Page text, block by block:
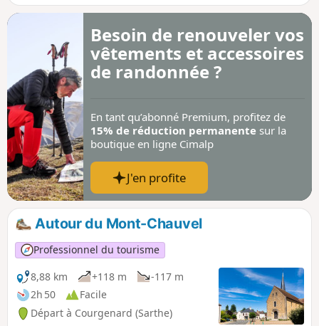
populations christianisées, puis à la création de la paroisse
Besoin de renouveler vos
vêtements et accessoires
de randonnée ?
En tant qu’abonné Premium, profitez de
15% de réduction permanente sur la
boutique en ligne Cimalp
J'en profite
Autour du Mont-Chauvel
Professionnel du tourisme
8,88 km
+118 m
-117 m
2h 50
Facile
Départ à Courgenard (Sarthe)